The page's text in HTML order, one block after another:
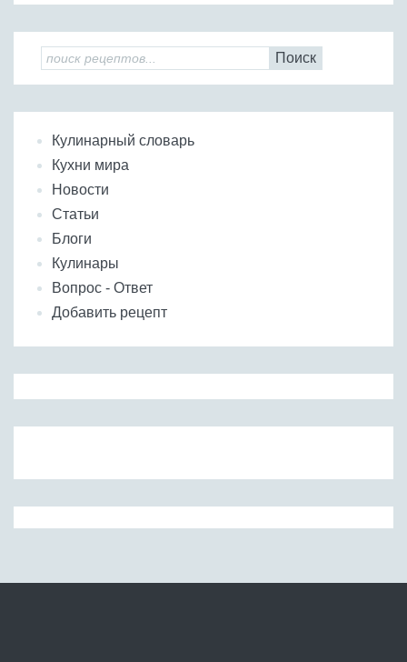
Поиск
Кулинарный словарь
Кухни мира
Новости
Статьи
Блоги
Кулинары
Вопрос - Ответ
Добавить рецепт